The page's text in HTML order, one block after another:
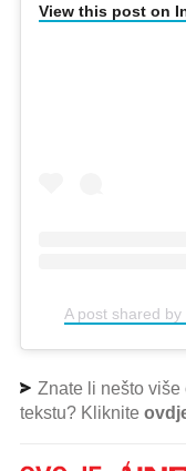
View this post on
A post shared
Znate li nešto
tekstu? Kliknite